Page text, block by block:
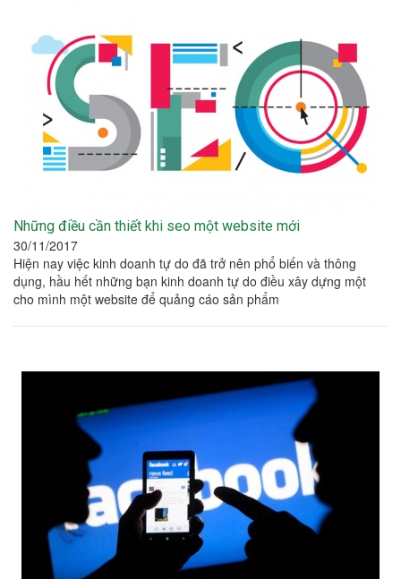
Những điều cần thiết khi seo một website mới
30/11/2017
Hiện nay việc kinh doanh tự do đã trở nên phổ biến và thông
dụng, hầu hết những bạn kinh doanh tự do điều xây dựng một
cho mình một website để quảng cáo sản phẩm